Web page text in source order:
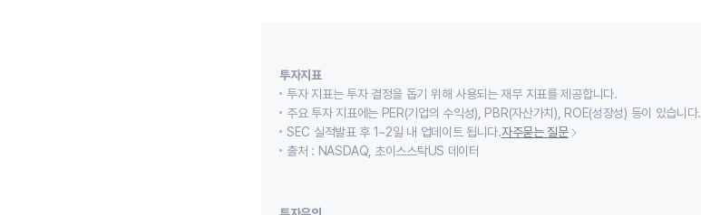
투자지표
투자 지표는 투자 결정을 돕기 위해 사용되는 재무 지표를 제공합니다.
주요 투자 지표에는 PER(기업의 수익성), PBR(자산가치), ROE(성장성) 등이 있습니다.
SEC 실적발표 후 1~2일 내 업데이트 됩니다.자주묻는 질문
출처 : NASDAQ, 초이스스탁US 데이터